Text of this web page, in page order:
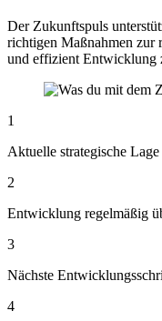
Der Zukunftspuls
richtigen Maßnahmen zur
und effizient Entwicklung
1
Aktuelle strategische
2
Entwicklung regelmäßig
3
Nächste
4